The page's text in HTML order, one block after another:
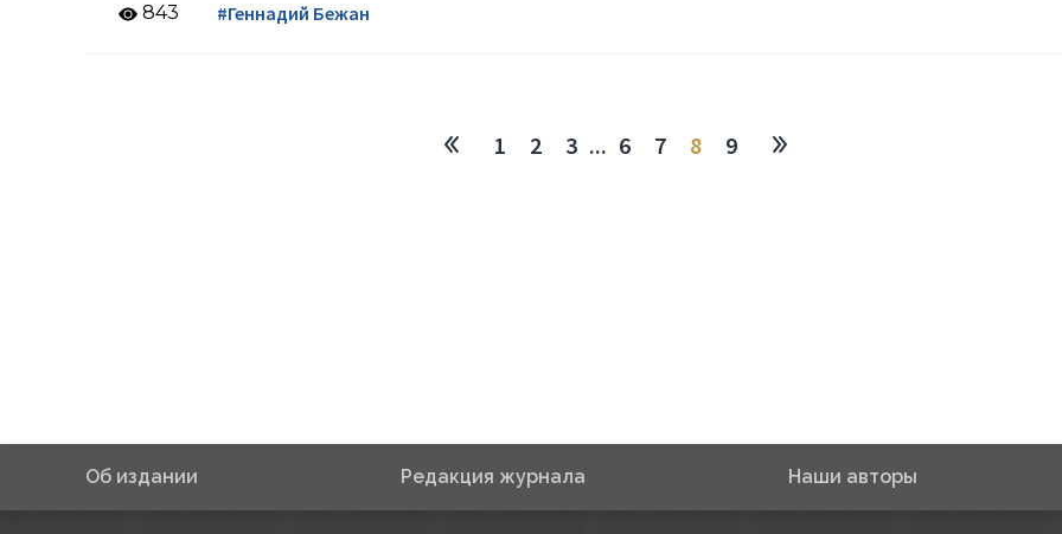
843 #Геннадий Бежан
1 2 3 ... 6 7 8 9
Об издании Редакция журнала Наши авторы